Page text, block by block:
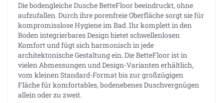
Die bodengleiche Dusche BetteFloor beeindruckt, ohne
aufzufallen. Durch ihre porenfreie Oberfläche sorgt sie für
kompromisslose Hygiene im Bad. Ihr komplett in den
Boden integrierbares Design bietet schwellenlosen
Komfort und fügt sich harmonisch in jede
architektonische Gestaltung ein. Die BetteFloor ist in
vielen Abmessungen und Design-Varianten erhältlich,
vom kleinen Standard-Format bis zur großzügigen
Fläche für komfortables, bodenebenes Duschvergnügen
allein oder zu zweit.